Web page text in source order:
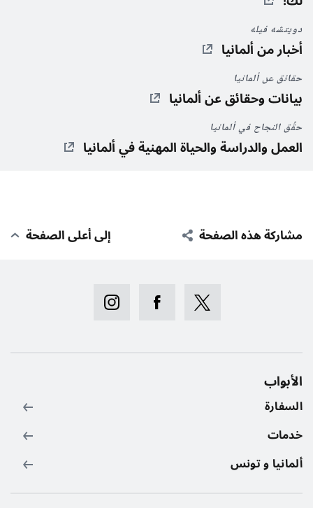
دويتشه فيله
أخبار من ألمانيا
حقائق عن ألمانيا
بيانات وحقائق عن ألمانيا
حقِّق النجاح في ألمانيا
العمل والدراسة والحياة المهنية في ألمانيا
مشاركة هذه الصفحة إلى أعلى الصفحة
الأبواب
السفارة
خدمات
ألمانيا و تونس